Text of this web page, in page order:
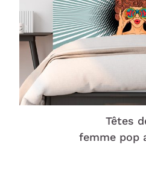
Têtes
femme pop